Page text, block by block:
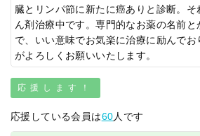
臓とリンパ節に新たに癌ありと診断。
ん剤治療中です。専門的なお薬の名前
で、いい意味でお気楽に治療に励んで
がよろしくお願いいたします。
応援します！
応援している会員は60人です